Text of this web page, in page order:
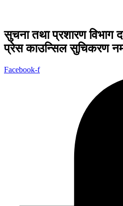
सुचना तथा प्रशारण विभाग
प्रेस काउन्सिल सुचिकरण
Facebook-f